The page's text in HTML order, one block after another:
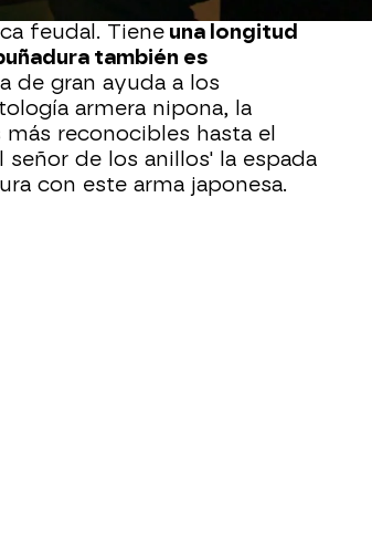
ha sido una de las
feudal. Tiene una longitud
también es
de gran ayuda a los
armera nipona, la
reconocibles hasta el
de los anillos' la espada
con este arma japonesa.